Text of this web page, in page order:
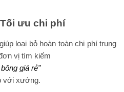
ưu chi phí
loại bỏ hoàn toàn chi phí trung
vị tìm kiếm
giá rẻ”
với xưởng.